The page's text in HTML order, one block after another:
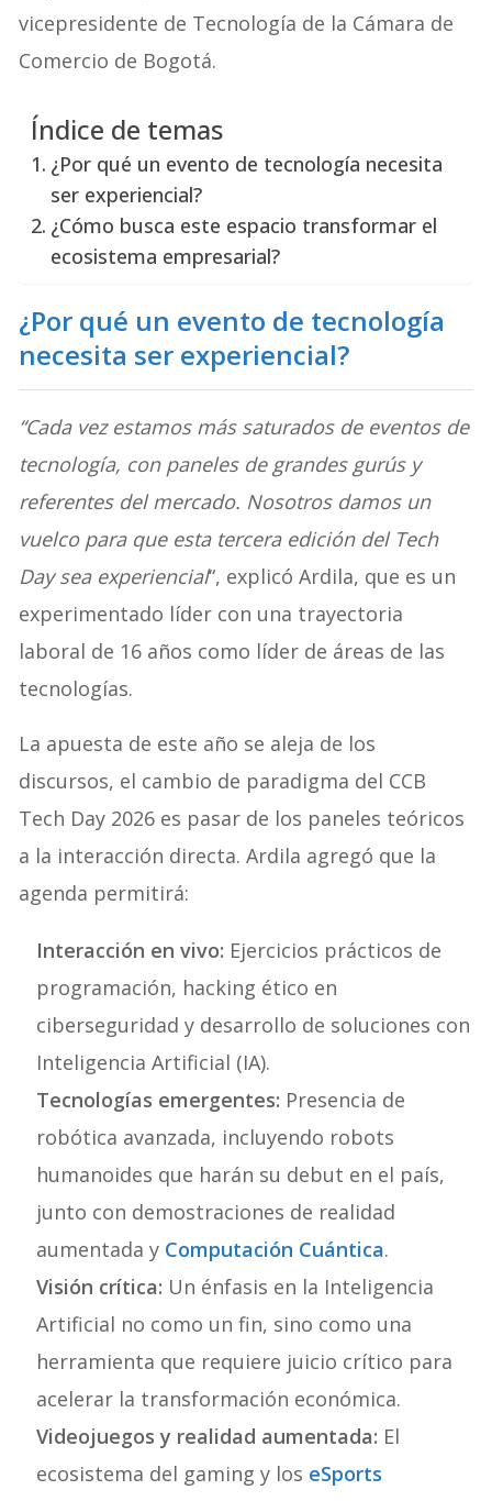
vicepresidente de Tecnología de la Cámara de
Comercio de Bogotá.
Índice de temas
¿Por qué un evento de tecnología necesita
ser experiencial?
¿Cómo busca este espacio transformar el
ecosistema empresarial?
¿Por qué un evento de tecnología
necesita ser experiencial?
“Cada vez estamos más saturados de eventos de
tecnología, con paneles de grandes gurús y
referentes del mercado. Nosotros damos un
vuelco para que esta tercera edición del Tech
Day sea experiencial“, explicó Ardila, que es un
experimentado líder con una trayectoria
laboral de 16 años como líder de áreas de las
tecnologías.
La apuesta de este año se aleja de los
discursos, el cambio de paradigma del CCB
Tech Day 2026 es pasar de los paneles teóricos
a la interacción directa. Ardila agregó que la
agenda permitirá:
Interacción en vivo: Ejercicios prácticos de
programación, hacking ético en
ciberseguridad y desarrollo de soluciones con
Inteligencia Artificial (IA).
Tecnologías emergentes: Presencia de
robótica avanzada, incluyendo robots
humanoides que harán su debut en el país,
junto con demostraciones de realidad
aumentada y Computación Cuántica.
Visión crítica: Un énfasis en la Inteligencia
Artificial no como un fin, sino como una
herramienta que requiere juicio crítico para
acelerar la transformación económica.
Videojuegos y realidad aumentada: El
ecosistema del gaming y los eSports